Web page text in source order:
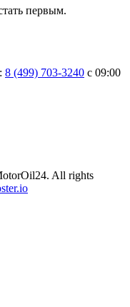
первым.
8 (499) 703-3240 с 09:00
All rights